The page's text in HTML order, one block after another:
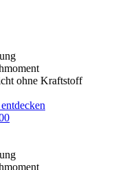
ohne Kraftstoff